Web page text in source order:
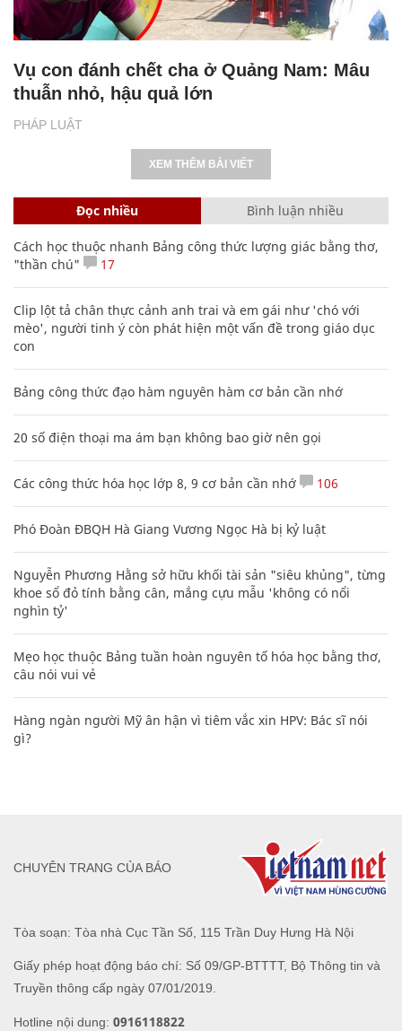
PHÁP LUẬT
Vụ con đánh chết cha ở Quảng Nam: Mâu
thuẫn nhỏ, hậu quả lớn
XEM THÊM BÀI VIẾT
Đọc nhiều Bình luận nhiều
Cách học thuộc nhanh Bảng công thức lượng giác bằng thơ,
"thần chú"
17
Clip lột tả chân thực cảnh anh trai và em gái như 'chó với
mèo', người tinh ý còn phát hiện một vấn đề trong giáo dục
con
Bảng công thức đạo hàm nguyên hàm cơ bản cần nhớ
20 số điện thoại ma ám bạn không bao giờ nên gọi
Các công thức hóa học lớp 8, 9 cơ bản cần nhớ 106
Phó Đoàn ĐBQH Hà Giang Vương Ngọc Hà bị kỷ luật
Nguyễn Phương Hằng sở hữu khối tài sản "siêu khủng", từng
khoe sổ đỏ tính bằng cân, mắng cựu mẫu 'không có nổi
nghìn tỷ'
Mẹo học thuộc Bảng tuần hoàn nguyên tố hóa học bằng thơ,
câu nói vui vẻ
Hàng ngàn người Mỹ ân hận vì tiêm vắc xin HPV: Bác sĩ nói
gì?
Tòa soạn: Tòa nhà Cục Tần Số, 115 Trần Duy Hưng Hà Nội
Giấy phép hoạt động báo chí: Số 09/GP-BTTTT, Bộ Thông tin và
Truyền thông cấp ngày 07/01/2019.
Hotline nội dung: 0916118822
CHUYÊN TRANG CỦA BÁO